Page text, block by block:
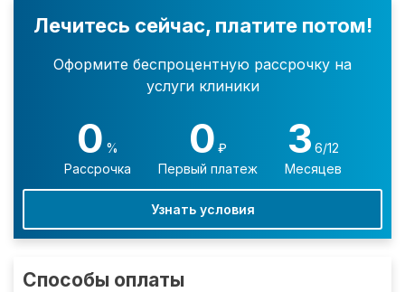
Лечитесь сейчас, платите потом!
Оформите беспроцентную рассрочку на
услуги клиники
0 %
Рассрочка
0 ₽
Первый платеж
3 6/12
Месяцев
Узнать условия
Способы оплаты